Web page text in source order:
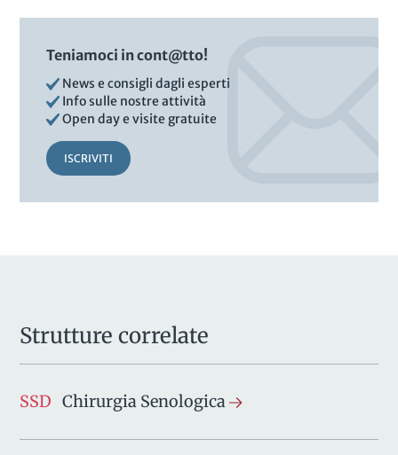
Teniamoci in cont@tto!
News e consigli dagli esperti
Info sulle nostre attività
Open day e visite gratuite
ISCRIVITI
Strutture correlate
SSD Chirurgia Senologica